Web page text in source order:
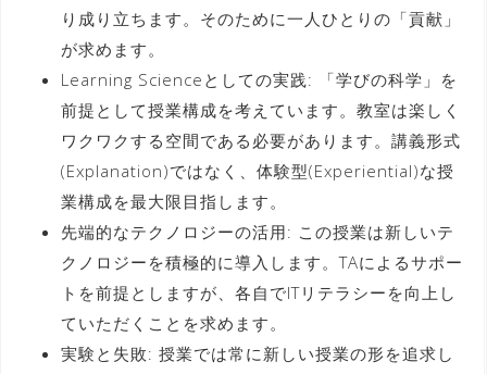
り成り立ちます。そのために一人ひとりの「貢献」
が求めます。
Learning Scienceとしての実践: 「学びの科学」を
前提として授業構成を考えています。教室は楽しく
ワクワクする空間である必要があります。講義形式
(Explanation)ではなく、体験型(Experiential)な授
業構成を最大限目指します。
先端的なテクノロジーの活用: この授業は新しいテ
クノロジーを積極的に導入します。TAによるサポー
トを前提としますが、各自でITリテラシーを向上し
ていただくことを求めます。
実験と失敗: 授業では常に新しい授業の形を追求し